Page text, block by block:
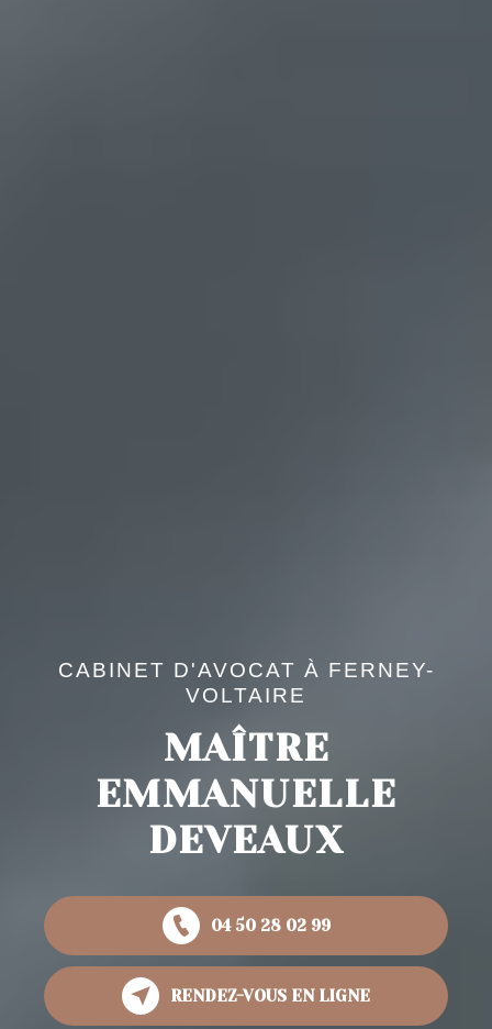
CABINET D'AVOCAT À FERNEY-
VOLTAIRE
MAÎTRE
EMMANUELLE
DEVEAUX
04 50 28 02 99
RENDEZ-VOUS EN LIGNE